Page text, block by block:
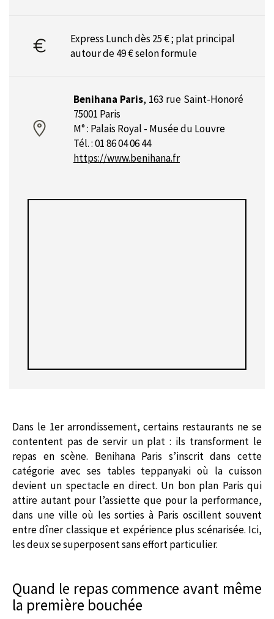
Express Lunch dès 25 € ; plat principal
autour de 49 € selon formule
Benihana Paris, 163 rue Saint-Honoré
75001 Paris
M° : Palais Royal - Musée du Louvre
Tél. : 01 86 04 06 44
https://www.benihana.fr
Dans le 1er arrondissement, certains restaurants ne se
contentent pas de servir un plat : ils transforment le
repas en scène. Benihana Paris s’inscrit dans cette
catégorie avec ses tables teppanyaki où la cuisson
devient un spectacle en direct. Un bon plan Paris qui
attire autant pour l’assiette que pour la performance,
dans une ville où les sorties à Paris oscillent souvent
entre dîner classique et expérience plus scénarisée. Ici,
les deux se superposent sans effort particulier.
Quand le repas commence avant même
la première bouchée